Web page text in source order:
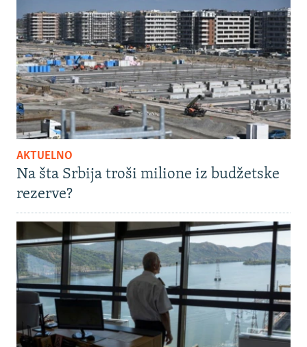
AKTUELNO
Na šta Srbija troši milione iz budžetske
rezerve?